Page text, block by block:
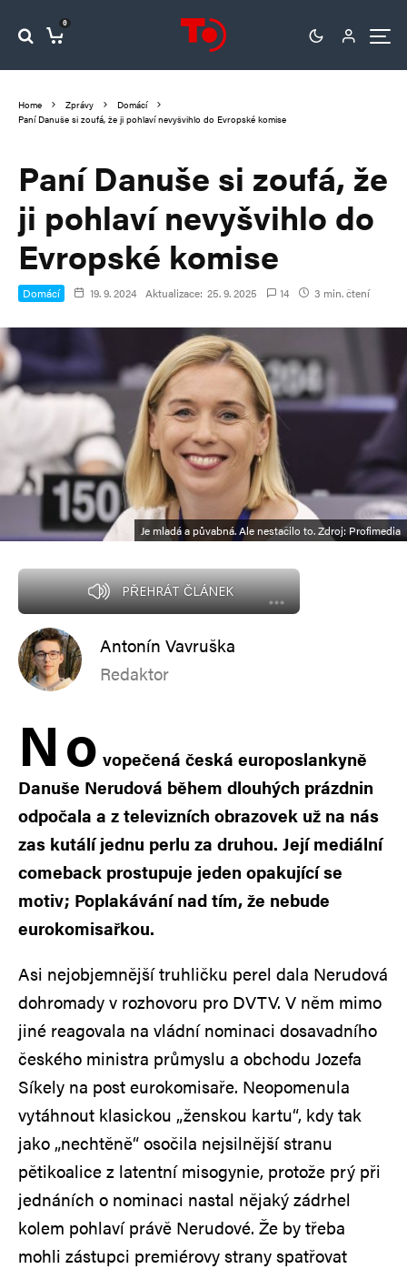
0
Home Zprávy
Domácí
Paní Danuše si zoufá, že ji pohlaví nevyšvihlo do Evropské komise
Paní Danuše si zoufá, že
ji pohlaví nevyšvihlo do
Evropské komise
Domácí 19. 9. 2024 Aktualizace: 25. 9. 2025 14 3 min. čtení
Je mladá a půvabná. Ale nestačilo to. Zdroj: Profimedia
PŘEHRÁT ČLÁNEK
Antonín Vavruška
Redaktor
No vopečená česká europoslankyně
Danuše Nerudová během dlouhých prázdnin
odpočala a z televizních obrazovek už na nás
zas kutálí jednu perlu za druhou. Její mediální
comeback prostupuje jeden opakující se
motiv; Poplakávání nad tím, že nebude
eurokomisařkou.
Asi nejobjemnější truhličku perel dala Nerudová
dohromady v rozhovoru pro DVTV. V něm mimo
jiné reagovala na vládní nominaci dosavadního
českého ministra průmyslu a obchodu Jozefa
Síkely na post eurokomisaře. Neopomenula
vytáhnout klasickou „ženskou kartu“, kdy tak
jako „nechtěně“ osočila nejsilnější stranu
pětikoalice z latentní misogynie, protože prý při
jednáních o nominaci nastal nějaký zádrhel
kolem pohlaví právě Nerudové. Že by třeba
mohli zástupci premiérovy strany spatřovat